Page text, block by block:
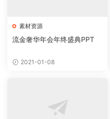
素材资源
流金奢华年会年终盛典PPT
2021-01-08